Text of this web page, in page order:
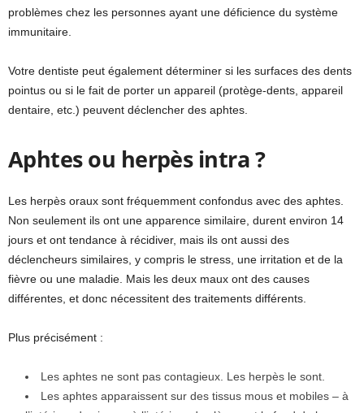
problèmes chez les personnes ayant une déficience du système
immunitaire.
Votre dentiste peut également déterminer si les surfaces des dents
pointus ou si le fait de porter un appareil (protège-dents, appareil
dentaire, etc.) peuvent déclencher des aphtes.
Aphtes ou herpès intra ?
Les herpès oraux sont fréquemment confondus avec des aphtes.
Non seulement ils ont une apparence similaire, durent environ 14
jours et ont tendance à récidiver, mais ils ont aussi des
déclencheurs similaires, y compris le stress, une irritation et de la
fièvre ou une maladie. Mais les deux maux ont des causes
différentes, et donc nécessitent des traitements différents.
Plus précisément :
Les aphtes ne sont pas contagieux. Les herpès le sont.
Les aphtes apparaissent sur des tissus mous et mobiles – à